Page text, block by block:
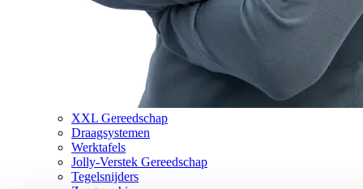
XXL Gereedschap
Draagsystemen
Werktafels
Jolly-Verstek Gereedschap
Tegelsnijders